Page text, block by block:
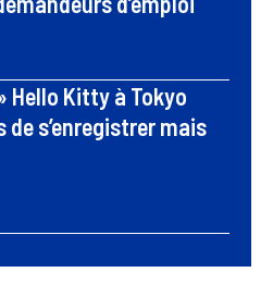
Hello Kitty à Tokyo
s’enregistrer mais